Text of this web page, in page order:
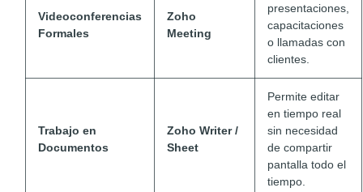
Videoconferencias
Formales
Zoho
Meeting
presentaciones,
capacitaciones
o llamadas con
clientes.
Trabajo en
Documentos
Zoho Writer /
Sheet
Permite editar
en tiempo real
sin necesidad
de compartir
pantalla todo el
tiempo.